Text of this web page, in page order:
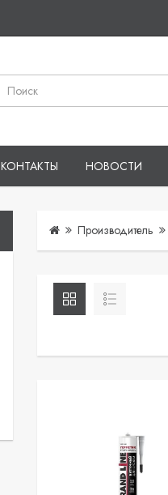
КОНТАКТЫ НОВОСТИ
Производитель